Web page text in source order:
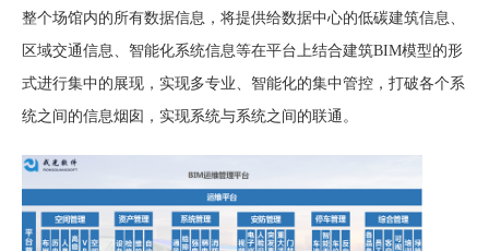
整个场馆内的所有数据信息，将提供给数据中心的低碳建筑信息、
区域交通信息、 智能化系统信息等在平台上结合建筑BIM模型的形
式进行集中的展现，实现多专业、智能化的集中管控，打破各个系
统之间的信息烟囱，实现系统与系统之间的联通。